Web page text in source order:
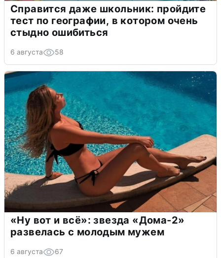
Справится даже школьник: пройдите
тест по географии, в котором очень
стыдно ошибиться
6 августа 58
«Ну вот и всё»: звезда «Дома-2»
развелась с молодым мужем
6 августа 67